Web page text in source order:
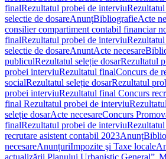
finalRezultatul probei de interviu
selectie de dosareAnunțBibliografieActe
consilier compartiment contabil financiar
finalRezultatul probei de interviu
selectie de dosareAnuntActe necesare
publiculRezultatul seleție dosarRezultatul
probei interviuRezultatul finalConcurs de
socialRezultatul seleție dosarRezultatul
probei interviuRezultatul final Concurs
final Rezultatul probei de interviu
seleție dosarActe necesareConcurs
finalRezultatul probei de interviu
recrutare asistent contabil 2023Anunț
necesareAnunțuriImpozite şi Taxe locale
actualizării Planului Urbanistic General”